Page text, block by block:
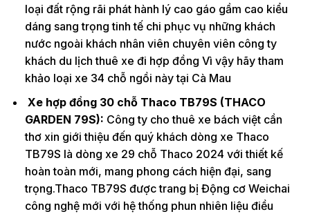
loại đất rộng rãi phát hành lý cao gáo gầm cao kiểu
dáng sang trọng tinh tế chi phục vụ những khách
nước ngoài khách nhân viên chuyên viên công ty
khách du lịch thuê xe đi hợp đồng Vì vậy hãy tham
khảo loại xe 34 chỗ ngồi này tại Cà Mau
Xe hợp đồng 30 chỗ Thaco TB79S (THACO
GARDEN 79S): Công ty cho thuê xe bách việt cần
thơ xin giới thiệu đến quý khách dòng xe Thaco
TB79S là dòng xe 29 chỗ Thaco 2024 với thiết kế
hoàn toàn mới, mang phong cách hiện đại, sang
trọng.Thaco TB79S được trang bị Động cơ Weichai
công nghệ mới với hệ thống phun nhiên liệu điều